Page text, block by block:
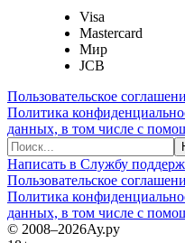
Visa
Mastercard
Мир
JCB
Пользовательское
Политика
данных, в том числе с
Написать в Службу
Пользовательское
Политика
данных, в том числе с
© 2008–2026Ау.ру